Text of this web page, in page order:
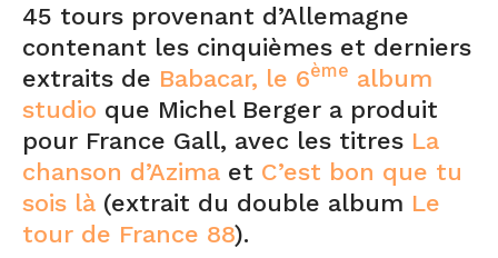
45 tours provenant d’Allemagne
contenant les cinquièmes et derniers
extraits de Babacar, le 6ème album
studio que Michel Berger a produit
pour France Gall, avec les titres La
chanson d’Azima et C’est bon que tu
sois là (extrait du double album Le
tour de France 88).